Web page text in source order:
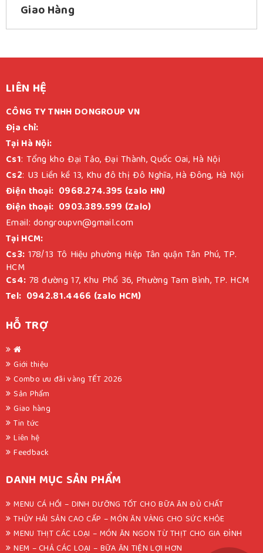
Giao Hàng
LIÊN HỆ
CÔNG TY TNHH DONGROUP VN
Địa chỉ:
Tại Hà Nội:
Cs1: Tổng kho Đại Tảo, Đại Thành, Quốc Oai, Hà Nội
Cs2: U3 Liền kề 13, Khu đô thị Đô Nghĩa, Hà Đông, Hà Nội
Điện thoại: 0968.274.395 (zalo HN)
Điện thoại: 0903.389.599 (Zalo)
Email: dongroupvn@gmail.com
Tại HCM:
Cs3: 178/13 Tô Hiệu phường Hiệp Tân quận Tân Phú, TP.
HCM
Cs4: 78 đường 17, Khu Phố 36, Phường Tam Bình, TP. HCM
Tel: 0942.81.4466 (zalo HCM)
HỖ TRỢ
Giới thiệu
Combo ưu đãi vàng TẾT 2026
Sản Phẩm
Giao hàng
Tin tức
Liên hệ
Feedback
DANH MỤC SẢN PHẨM
MENU CÁ HỒI – DINH DƯỠNG TỐT CHO BỮA ĂN ĐỦ CHẤT
THỦY HẢI SẢN CAO CẤP – MÓN ĂN VÀNG CHO SỨC KHỎE
MENU THỊT CÁC LOẠI – MÓN ĂN NGON TỪ THỊT CHO GIA ĐÌNH
NEM – CHẢ CÁC LOẠI – BỮA ĂN TIỆN LỢI HƠN